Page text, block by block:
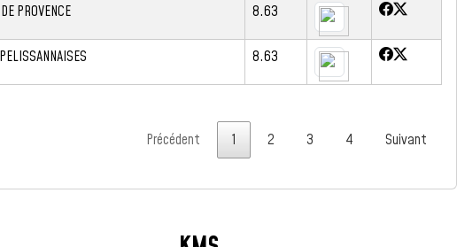
PROVENCE 8.63
8.63
Précédent 1 2 3 4 Suivant